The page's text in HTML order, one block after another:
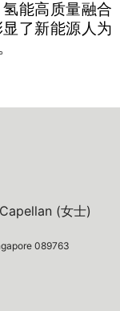
能高质量融合
了新能源人为
(女士)
089763